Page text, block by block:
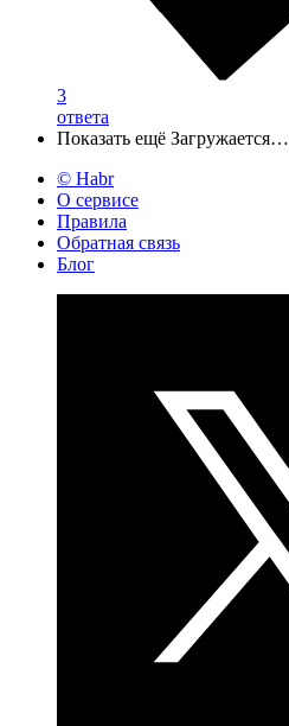
3
ответа
Показать ещё Загружается…
© Habr
О сервисе
Правила
Обратная связь
Блог